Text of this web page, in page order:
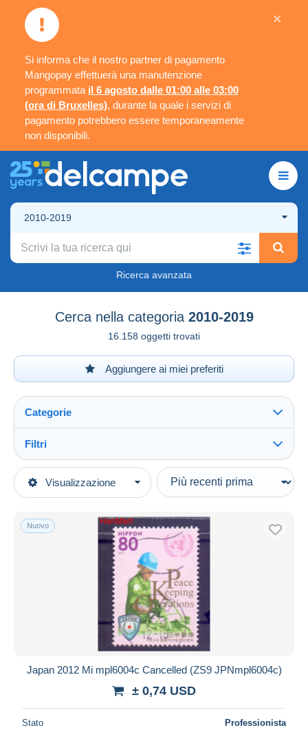
Si informa che il nostro partner di pagamento
Mangopay effettuerà una manutenzione
programmata il 6 agosto dalle 01:00 alle 03:00
(ora di Bruxelles), durante la quale i servizi di
pagamento potrebbero essere temporaneamente
non disponibili.
×
2010-2019
Ricerca avanzata
Cerca nella categoria 2010-2019
16.158 oggetti trovati
Aggiungere ai miei preferiti
Visualizzazione
Categorie
Categorie principali
Asia
1989-2019 Imperatore Akihito (Periodo Heisei)
Altri & non classificati
9
Filtri
Tipo di vendita
In corso
Prezzo fisso
Asta con offerte
Aste senza offerte
Prezzo
Nuovo
Japan 2012 Mi mpl6004c Cancelled (ZS9 JPNmpl6004c)
± 0,74 USD
Stato Professionista